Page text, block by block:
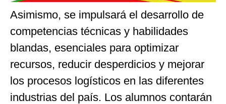
Asimismo, se impulsará el desarrollo de
competencias técnicas y habilidades
blandas, esenciales para optimizar
recursos, reducir desperdicios y mejorar
los procesos logísticos en las diferentes
industrias del país. Los alumnos contarán